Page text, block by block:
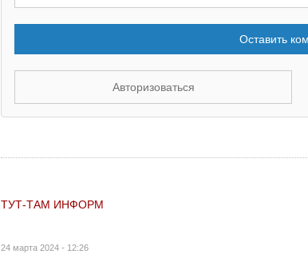
Оставить
Авторизоваться
ТУТ-ТАМ ИНФОРМ
24 марта 2024 - 12:26